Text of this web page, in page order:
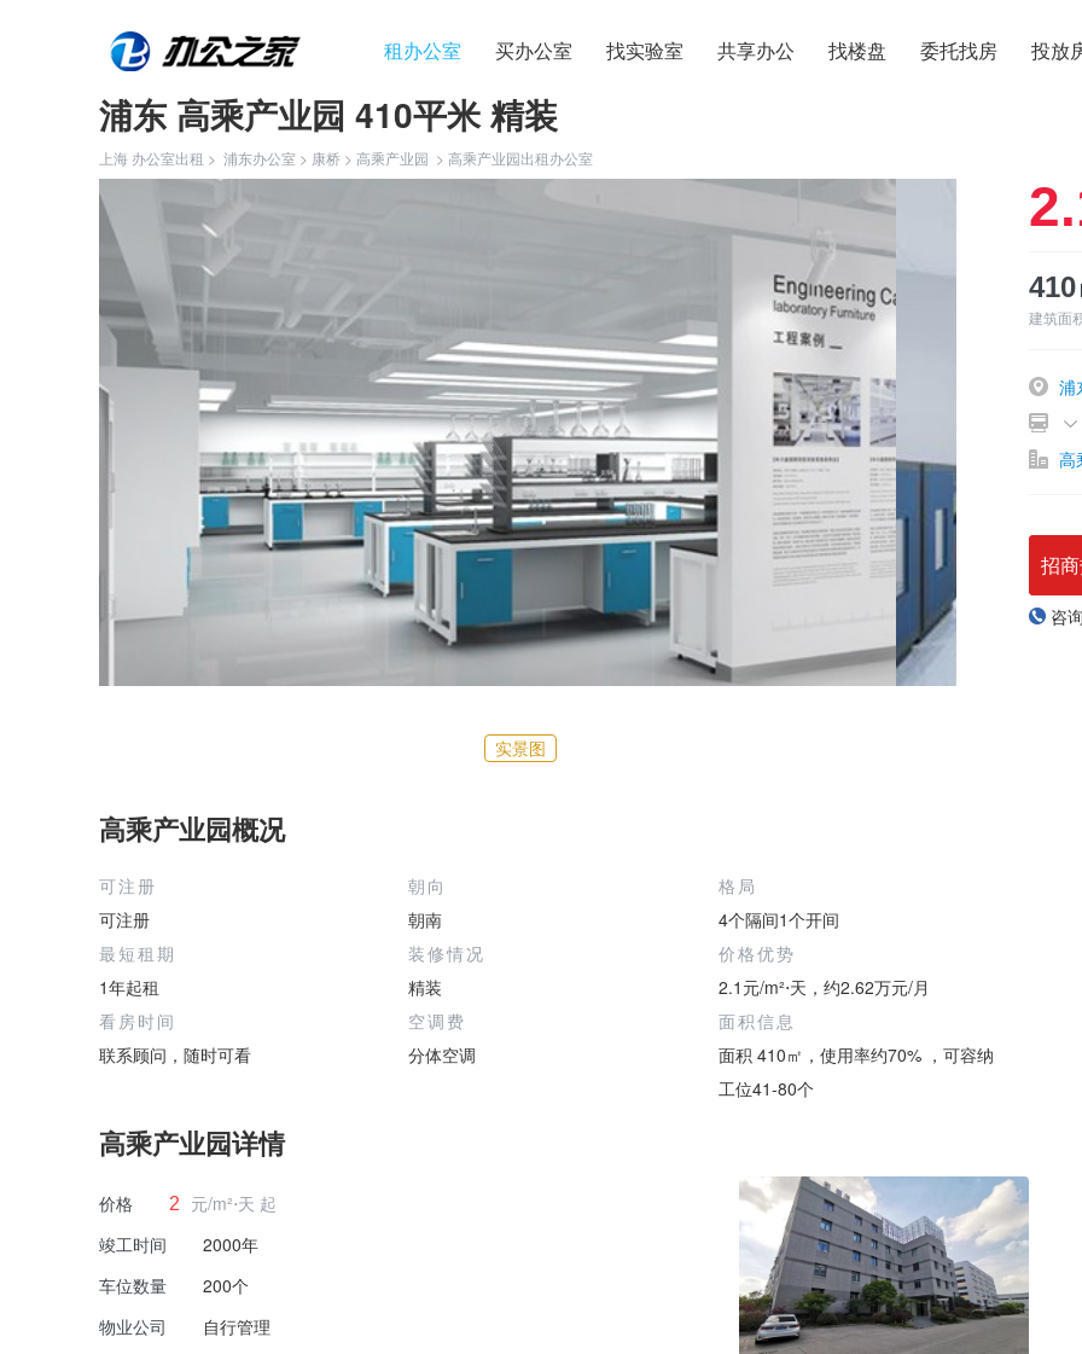
租办公室 买办公室 找实验室 共享办公 找楼盘 委托找房 投放
浦东 高乘产业园 410平米 精装
上海 办公室出租 > 浦东办公室 > 康桥 > 高乘产业园 > 高乘产业园出租办公室
实景图
建筑面
浦
高
招
咨
高乘产业园概况
可注册
可注册
朝向
朝南
格局
4个隔间1个开间
最短租期
1年起租
装修情况
精装
价格优势
2.1元/m²⋅天，约2.62万元/月
看房时间
联系顾问，随时可看
空调费
分体空调
面积信息
面积 410㎡，使用率约70% ，可容纳
工位41-80个
高乘产业园详情
价格 2
元/m²⋅天 起
竣工时间
2000年
车位数量
200个
物业公司
自行管理